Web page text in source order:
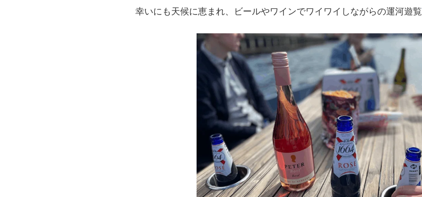
幸いにも天候に恵まれ、ビールやワインでワイワイしながらの運河遊覧